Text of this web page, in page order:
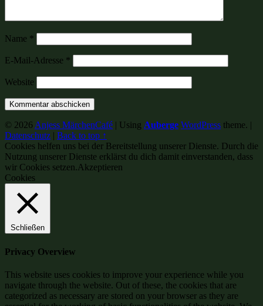
Name *
E-Mail-Adresse *
Website
© 2026 Anjess MärchenCafé | Using Auberge WordPress theme. |
Datenschutz | Back to top ↑
Cookies helfen uns bei der Bereitstellung unserer Dienste. Durch die
Nutzung unserer Dienste erklärst du dich damit einverstanden, dass
wir Cookies setzen.Akzeptieren
Cookies
Schließen
Privacy Overview
This website uses cookies to improve your experience while you
navigate through the website. Out of these, the cookies that are
categorized as necessary are stored on your browser as they are